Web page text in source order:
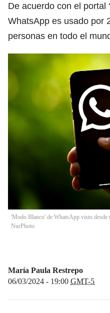
De acuerdo con el portal
WhatsApp es usado por
personas en todo el
'Modo Blanco' de WhatsApp visto
NurPhoto
María Paula Restrepo
06/03/2024 - 19:00 GMT-5